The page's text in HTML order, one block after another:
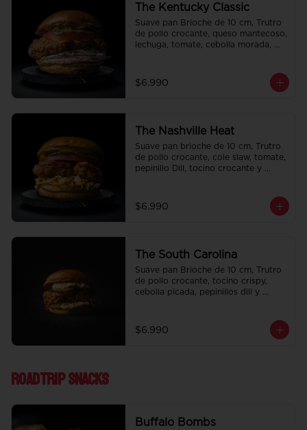
The Kentucky Classic
Suave pan Brioche de 10 cm, Trutro
de pollo crocante, queso mantecoso,
lechuga, tomate, cebolla morada,
$6.990
The Nashville Heat
Suave pan brioche de 10 cm, Trutro
de pollo crocante, cole slaw, tomate,
pepinillo Dill, tocino crocante y
$6.990
The South Carolina
Suave pan Brioche de 10 cm, Trutro
de pollo crocante, tocino crispy,
cebolla picada, pepinillos dill y
$6.990
Roadtrip Snacks
Buffalo Bombs